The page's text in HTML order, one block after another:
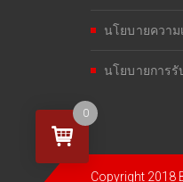
นโยบายควา
นโยบายการ
Copyright 2018
0